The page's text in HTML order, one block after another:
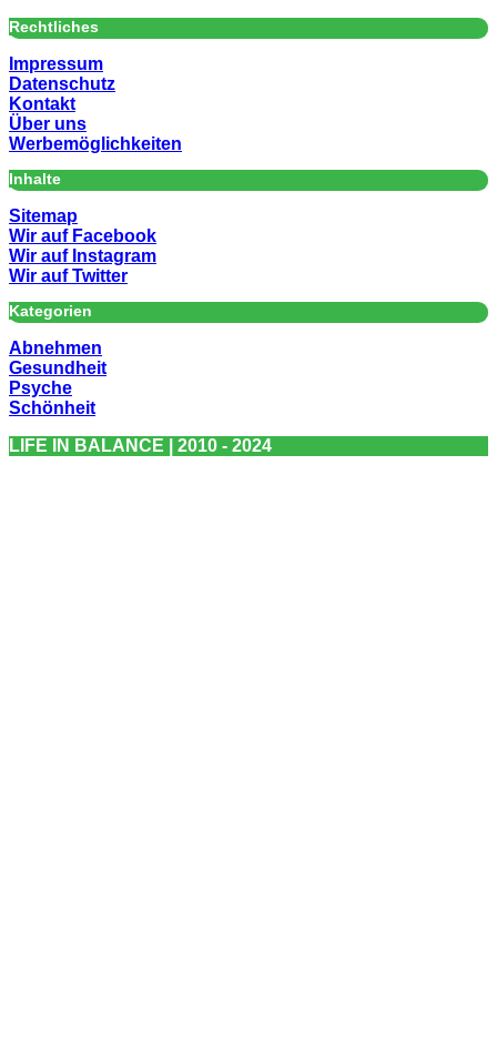
Rechtliches
Impressum
Datenschutz
Kontakt
Über uns
Werbemöglichkeiten
Inhalte
Sitemap
Wir auf Facebook
Wir auf Instagram
Wir auf Twitter
Kategorien
Abnehmen
Gesundheit
Psyche
Schönheit
LIFE IN BALANCE | 2010 - 2024